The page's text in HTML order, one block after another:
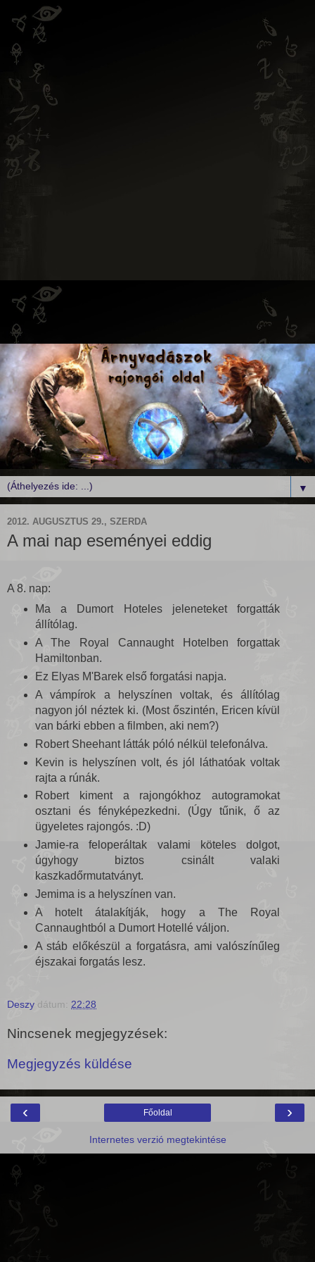
▼
2012. AUGUSZTUS 29., SZERDA
A mai nap eseményei eddig
A 8. nap:
Ma a Dumort Hoteles jeleneteket forgatták
állítólag.
A The Royal Cannaught Hotelben forgattak
Hamiltonban.
Ez Elyas M'Barek első forgatási napja.
A vámpírok a helyszínen voltak, és állítólag
nagyon jól néztek ki. (Most őszintén, Ericen kívül
van bárki ebben a filmben, aki nem?)
Robert Sheehant látták póló nélkül telefonálva.
Kevin is helyszínen volt, és jól láthatóak voltak
rajta a rúnák.
Robert kiment a rajongókhoz autogramokat
osztani és fényképezkedni. (Úgy tűnik, ő az
ügyeletes rajongós. :D)
Jamie-ra feloperáltak valami köteles dolgot,
úgyhogy biztos csinált valaki
kaszkadőrmutatványt.
Jemima is a helyszínen van.
A hotelt átalakítják, hogy a The Royal
Cannaughtból a Dumort Hotellé váljon.
A stáb előkészül a forgatásra, ami valószínűleg
éjszakai forgatás lesz.
Deszy dátum: 22:28
Nincsenek megjegyzések:
Megjegyzés küldése
‹ ›
Főoldal
Internetes verzió megtekintése